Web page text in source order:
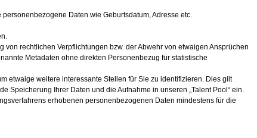
Daten wie Geburtsdatum, Adresse etc.
rechtlichen Verpflichtungen bzw. der Abwehr von etwaigen Ansprüchen
Metadaten ohne direkten Personenbezug für statistische
etwaige weitere interessante Stellen für Sie zu identifizieren. Dies gilt
Ihrer Daten und die Aufnahme in unseren „Talent Pool“ ein.
erhobenen personenbezogenen Daten mindestens für die